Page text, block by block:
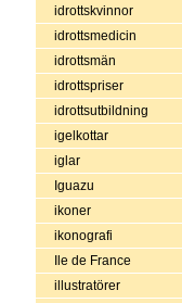
idrottskvinnor
idrottsmedicin
idrottsmän
idrottspriser
idrottsutbildning
igelkottar
iglar
Iguazu
ikoner
ikonografi
Ile de France
illustratörer